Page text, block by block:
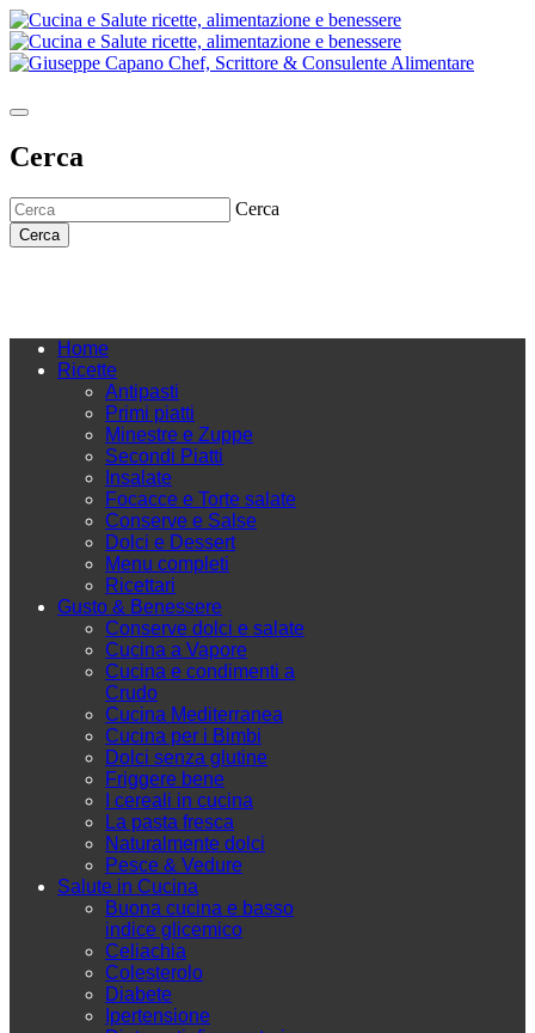
Cerca
Cerca
Cerca
Home
Ricette
Antipasti
Primi piatti
Minestre e Zuppe
Secondi Piatti
Insalate
Focacce e Torte salate
Conserve e Salse
Dolci e Dessert
Menu completi
Ricettari
Gusto & Benessere
Conserve dolci e salate
Cucina a Vapore
Cucina e condimenti a
Crudo
Cucina Mediterranea
Cucina per i Bimbi
Dolci senza glutine
Friggere bene
I cereali in cucina
La pasta fresca
Naturalmente dolci
Pesce & Vedure
Salute in Cucina
Buona cucina e basso
indice glicemico
Celiachia
Colesterolo
Diabete
Ipertensione